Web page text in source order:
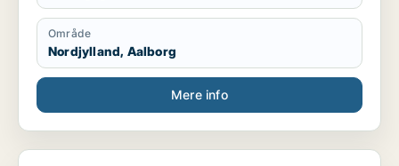
Område
Nordjylland, Aalborg
Mere info